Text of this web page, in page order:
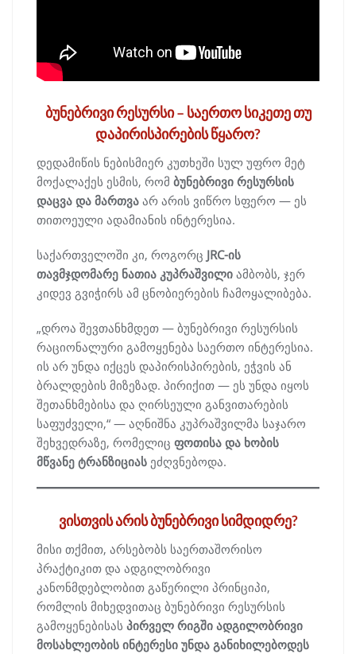
ბუნებრივი რესურსი – საერთო სიკეთე თუ
დაპირისპირების წყარო?
დედამიწის ნებისმიერ კუთხეში სულ უფრო მეტ
მოქალაქეს ესმის, რომ ბუნებრივი რესურსის
დაცვა და მართვა არ არის ვიწრო სფერო — ეს
თითოეული ადამიანის ინტერესია.
საქართველოში კი, როგორც JRC-ის
თავმჯდომარე ნათია კუპრაშვილი ამბობს, ჯერ
კიდევ გვიჭირს ამ ცნობიერების ჩამოყალიბება.
„დროა შევთანხმდეთ — ბუნებრივი რესურსის
რაციონალური გამოყენება საერთო ინტერესია.
ის არ უნდა იქცეს დაპირისპირების, ეჭვის ან
ბრალდების მიზეზად. პირიქით — ეს უნდა იყოს
შეთანხმებისა და ღირსეული განვითარების
საფუძველი,“ — აღნიშნა კუპრაშვილმა საჯარო
შეხვედრაზე, რომელიც ფოთისა და ხობის
მწვანე ტრანზიციას ეძღვნებოდა.
ვისთვის არის ბუნებრივი სიმდიდრე?
მისი თქმით, არსებობს საერთაშორისო
პრაქტიკით და ადგილობრივი
კანონმდებლობით გაწერილი პრინციპი,
რომლის მიხედვითაც ბუნებრივი რესურსის
გამოყენებისას პირველ რიგში ადგილობრივი
მოსახლეობის ინტერესი უნდა განიხილებოდეს